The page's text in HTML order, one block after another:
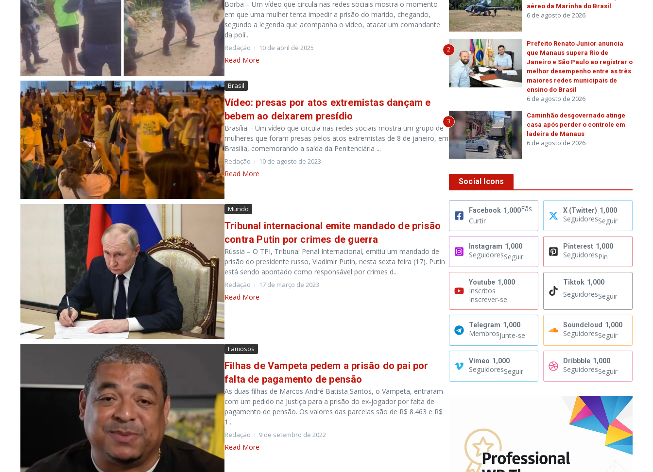
Borba – Um vídeo que circula nas redes sociais mostra o momento
em que uma mulher tenta impedir a prisão do marido, chegando,
segundo a legenda que acompanha o vídeo, atacar um comandante
da polí...
Redação 10 de abril de 2025
Read More
Brasil
Vídeo: presas por atos extremistas dançam e
bebem ao deixarem presídio
Brasília – Um vídeo que circula nas redes sociais mostra um grupo de
mulheres que foram presas pelos atos extremistas de 8 de janeiro, em
Brasília, comemorando a saída da Penitenciária ...
Redação 10 de agosto de 2023
Read More
Mundo
Tribunal internacional emite mandado de prisão
contra Putin por crimes de guerra
Rússia – O TPI, Tribunal Penal Internacional, emitiu um mandado de
prisão do presidente russo, Vladimir Putin, nesta sexta feira (17). Putin
está sendo apontado como responsável por crimes d...
Redação 17 de março de 2023
Read More
Famosos
Filhas de Vampeta pedem a prisão do pai por
falta de pagamento de pensão
As duas filhas de Marcos André Batista Santos, o Vampeta, entraram
com um pedido na Justiça para a prisão do ex-jogador por falta de
pagamento de pensão. Os valores das parcelas são de R$ 8.463 e R$
1...
Redação 9 de setembro de 2022
Read More
aéreo da Marinha do Brasil
6 de agosto de 2026
2
Prefeito Renato Junior anuncia
que Manaus supera Rio de
Janeiro e São Paulo ao registrar o
melhor desempenho entre as três
maiores redes municipais de
ensino do Brasil
6 de agosto de 2026
3
Caminhão desgovernado atinge
casa após perder o controle em
ladeira de Manaus
6 de agosto de 2026
Social Icons
Facebook 1,000Fãs
Curtir
X (Twitter) 1,000
SeguidoresSeguir
Instagram 1,000
SeguidoresSeguir
Pinterest 1,000
SeguidoresPin
Youtube 1,000
Inscritos
Inscrever-se
Tiktok 1,000
SeguidoresSeguir
Telegram 1,000
MembrosJunte-se
Soundcloud 1,000
SeguidoresSeguir
Vimeo 1,000
SeguidoresSeguir
Dribbble 1,000
SeguidoresSeguir